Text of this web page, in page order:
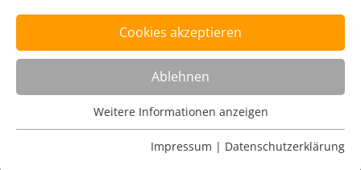
Cookies akzeptieren
Ablehnen
Nutzungsanalyse
Cookies zur Nutzungsanalyse ermöglichen es uns zu
Weitere Informationen anzeigen
Impressum | Datenschutzerklärung